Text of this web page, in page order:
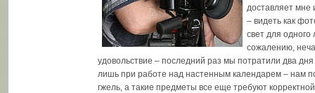
доставляет мне
– видеть как
свет для
сожалению,
удовольствие – последний раз мы потратили два
лишь при работе над настенным календарем – нам
гжель, а такие предметы все еще требуют